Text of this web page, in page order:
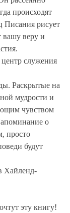
происходят
Писания рисует
вашу веру и
служения
Раскрытые на
мудрости и
чувством
о
просто
будут
Хайленд-
эту книгу!